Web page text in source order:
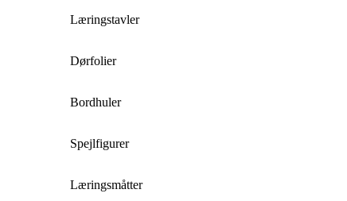
Læringstavler
Dørfolier
Bordhuler
Spejlfigurer
Læringsmåtter